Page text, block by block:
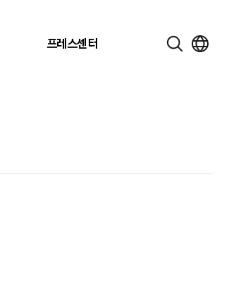
프레스센터